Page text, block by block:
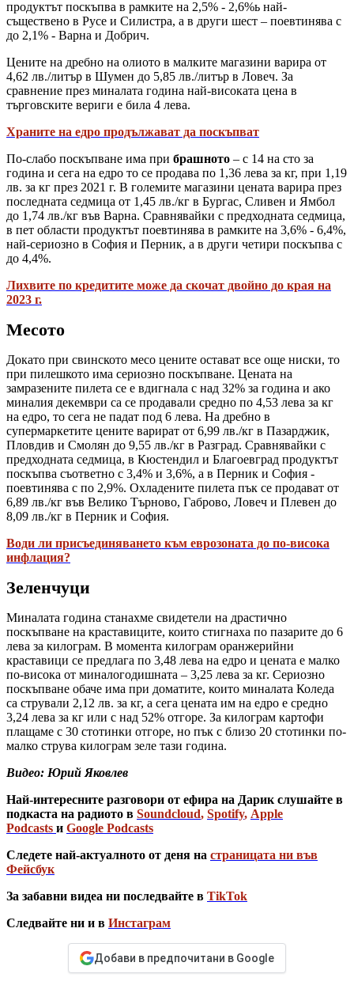
продуктът поскъпва в рамките на 2,5% - 2,6%ь най-
съществено в Русе и Силистра, а в други шест – поевтинява с
до 2,1% - Варна и Добрич.
Цените на дребно на олиото в малките магазини варира от
4,62 лв./литър в Шумен до 5,85 лв./литър в Ловеч. За
сравнение през миналата година най-високата цена в
търговските вериги е била 4 лева.
Храните на едро продължават да поскъпват
По-слабо поскъпване има при брашното – с 14 на сто за
година и сега на едро то се продава по 1,36 лева за кг, при 1,19
лв. за кг през 2021 г. В големите магазини цената варира през
последната седмица от 1,45 лв./кг в Бургас, Сливен и Ямбол
до 1,74 лв./кг във Варна. Сравнявайки с предходната седмица,
в пет области продуктът поевтинява в рамките на 3,6% - 6,4%,
най-сериозно в София и Перник, а в други четири поскъпва с
до 4,4%.
Лихвите по кредитите може да скочат двойно до края на
2023 г.
Месото
Докато при свинското месо цените остават все още ниски, то
при пилешкото има сериозно поскъпване. Цената на
замразените пилета се е вдигнала с над 32% за година и ако
миналия декември са се продавали средно по 4,53 лева за кг
на едро, то сега не падат под 6 лева. На дребно в
супермаркетите цените варират от 6,99 лв./кг в Пазарджик,
Пловдив и Смолян до 9,55 лв./кг в Разград. Сравнявайки с
предходната седмица, в Кюстендил и Благоевград продуктът
поскъпва съответно с 3,4% и 3,6%, а в Перник и София -
поевтинява с по 2,9%. Охладените пилета пък се продават от
6,89 лв./кг във Велико Търново, Габрово, Ловеч и Плевен до
8,09 лв./кг в Перник и София.
Води ли присъединяването към еврозоната до по-висока
инфлация?
Зеленчуци
Миналата година станахме свидетели на драстично
поскъпване на краставиците, които стигнаха по пазарите до 6
лева за килограм. В момента килограм оранжерийни
краставици се предлага по 3,48 лева на едро и цената е малко
по-висока от миналогодишната – 3,25 лева за кг. Сериозно
поскъпване обаче има при доматите, които миналата Коледа
са стрували 2,12 лв. за кг, а сега цената им на едро е средно
3,24 лева за кг или с над 52% отгоре. За килограм картофи
плащаме с 30 стотинки отгоре, но пък с близо 20 стотинки по-
малко струва килограм зеле тази година.
Видео: Юрий Яковлев
Най-интересните разговори от ефира на Дарик слушайте в
подкаста на радиото в Soundcloud, Spotify, Apple
Podcasts и Google Podcasts
Следете най-актуалното от деня на страницата ни във
Фейсбук
За забавни видеа ни последвайте в TikTok
Следвайте ни и в Инстаграм
Добави в предпочитани в Google